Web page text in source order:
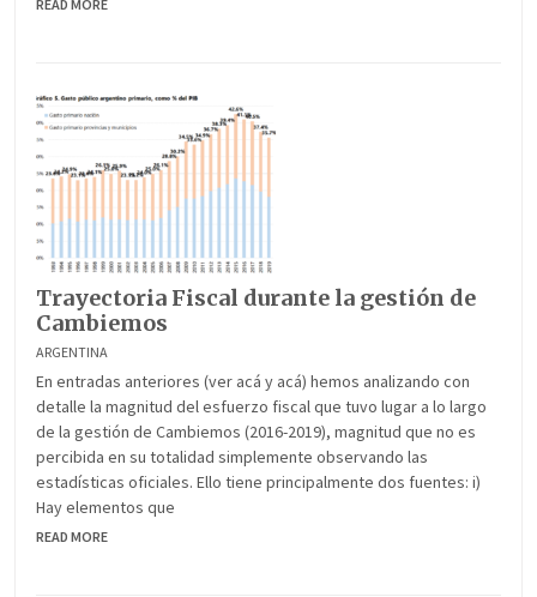
READ MORE
Trayectoria Fiscal durante la gestión de
Cambiemos
ARGENTINA
En entradas anteriores (ver acá y acá) hemos analizando con
detalle la magnitud del esfuerzo fiscal que tuvo lugar a lo largo
de la gestión de Cambiemos (2016-2019), magnitud que no es
percibida en su totalidad simplemente observando las
estadísticas oficiales. Ello tiene principalmente dos fuentes: i)
Hay elementos que
READ MORE